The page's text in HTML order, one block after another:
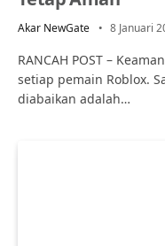
Akar NewGate 8 Januari
RANCAH POST –
setiap pemain Roblox.
diabaikan adalah…